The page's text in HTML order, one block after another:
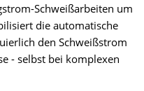
Schweißarbeiten um
die automatische
den Schweißstrom
- selbst bei komplexen